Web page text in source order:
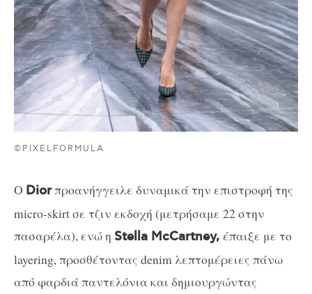
©PIXELFORMULA
Ο Diorπροανήγγειλε δυναμικά την επιστροφή της
micro-skirt σε τζιν εκδοχή (μετρήσαμε 22 στην
πασαρέλα), ενώ η Stella McCartney, έπαιξε με το
layering, προσθέτοντας denim λεπτομέρειες πάνω
από φαρδιά παντελόνια και δημιουργώντας